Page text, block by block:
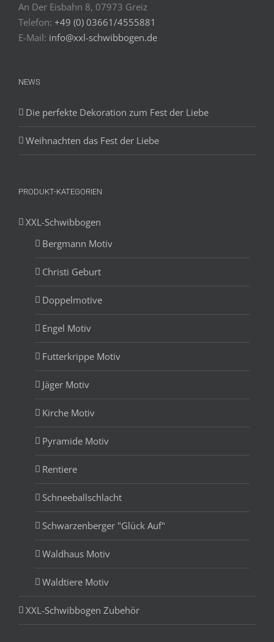
An Der Eisbahn 8, 07973 Greiz
Telefon: +49 (0) 03661/4555881
E-Mail: info@xxl-schwibbogen.de
NEWS
Die perfekte Dekoration zum Fest der Liebe
Weihnachten das Fest der Liebe
PRODUKT-KATEGORIEN
XXL-Schwibbogen
Bergmann Motiv
Christi Geburt
Doppelmotive
Engel Motiv
Futterkrippe Motiv
Jäger Motiv
Kirche Motiv
Pyramide Motiv
Rentiere
Schneeballschlacht
Schwarzenberger "Glück Auf"
Waldhaus Motiv
Waldtiere Motiv
XXL-Schwibbogen Zubehör